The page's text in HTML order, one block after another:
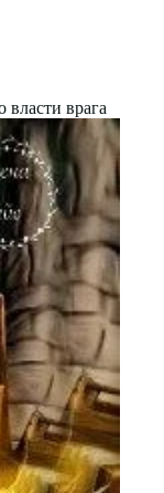
власти врага